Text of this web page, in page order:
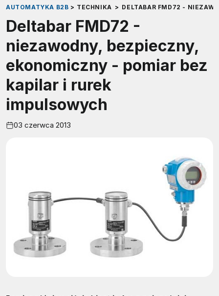
AUTOMATYKA B2B > TECHNIKA > DELTABAR FMD72 -
Deltabar FMD72 -
niezawodny, bezpieczny,
ekonomiczny - pomiar bez
kapilar i rurek
impulsowych
03 czerwca 2013